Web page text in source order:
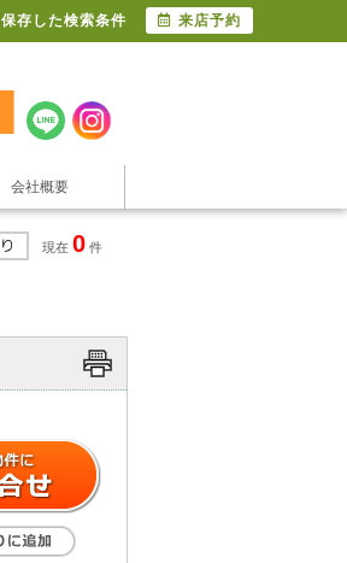
会社概要
現在 0 件
保存した検索条件 来店予約